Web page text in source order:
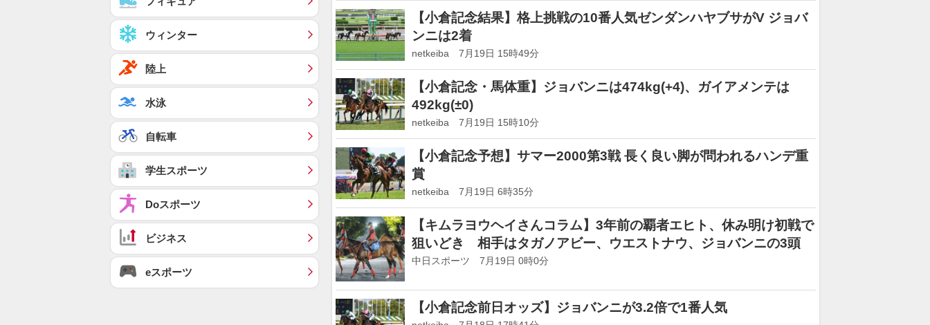
【小倉記念結果】格上挑戦の10番人気ゼンダンハヤブサがV ジョバ
ンニは2着
netkeiba 7月19日 15時49分
【小倉記念・馬体重】ジョバンニは474kg(+4)、ガイアメンテは
492kg(±0)
netkeiba 7月19日 15時10分
【小倉記念予想】サマー2000第3戦 長く良い脚が問われるハンデ重
賞
netkeiba 7月19日 6時35分
【キムラヨウヘイさんコラム】3年前の覇者エヒト、休み明け初戦で
狙いどき 相手はタガノアビー、ウエストナウ、ジョバンニの3頭
中日スポーツ 7月19日 0時0分
【小倉記念前日オッズ】ジョバンニが3.2倍で1番人気
ウィンター
陸上
水泳
自転車
学生スポーツ
Doスポーツ
ビジネス
eスポーツ